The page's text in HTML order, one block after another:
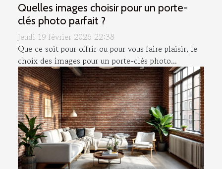
Quelles images choisir pour un porte-
clés photo parfait ?
Jeudi 19 février 2026 22:38
Que ce soit pour offrir ou pour vous faire plaisir, le
choix des images pour un porte-clés photo...